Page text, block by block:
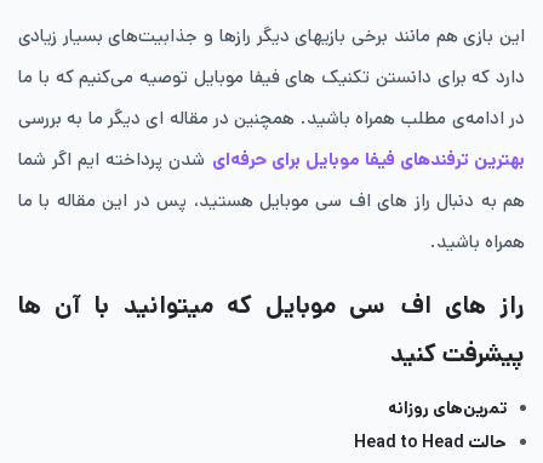
این بازی هم مانند برخی بازی‎های دیگر رازها و جذابیت‌های بسیار زیادی
دارد که برای دانستن تکنیک های فیفا موبایل توصیه می‌کنیم که با ما
در ادامه‌ی مطلب همراه باشید. همچنین در مقاله ای دیگر ما به بررسی
بهترین ترفندهای فیفا موبایل برای حرفه‌ای شدن پرداخته ایم اگر شما
هم به دنبال راز های اف سی موبایل هستید، پس در این مقاله با ما
همراه باشید.
راز های اف سی موبایل که میتوانید با آن ها
پیشرفت کنید
تمرین‌های روزانه
حالت Head to Head